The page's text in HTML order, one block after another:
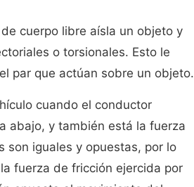
cuerpo libre aísla un objeto y
o torsionales. Esto le
par que actúan sobre un objeto.
cuando el conductor
abajo, y también está la fuerza
son iguales y opuestas, por lo
fuerza de fricción ejercida por